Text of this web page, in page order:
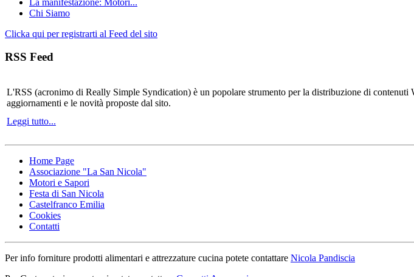
Chi Siamo
Clicka qui per registrarti al Feed del sito
RSS Feed
L'RSS (acronimo di Really Simple Syndication) è un popolare strumento per la distribuzione di
aggiornamenti e le novità proposte dal sito.
Leggi tutto...
Home Page
Associazione "La San Nicola"
Motori e Sapori
Festa di San Nicola
Castelfranco Emilia
Cookies
Contatti
Per info forniture prodotti alimentari e attrezzature cucina potete contattare Nicola Pandiscia